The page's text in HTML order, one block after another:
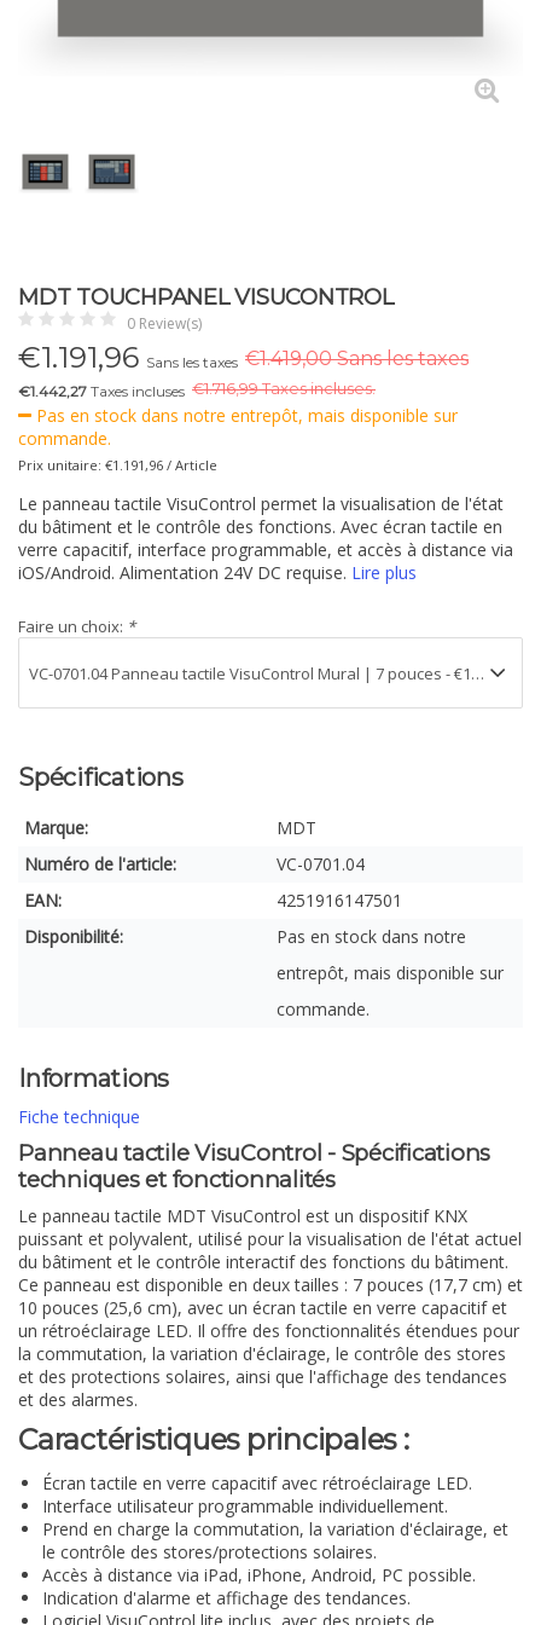
MDT TOUCHPANEL VISUCONTROL
0 Review(s)
€1.191,96 Sans les taxes €1.419,00 Sans les taxes
€1.442,27 Taxes incluses €1.716,99 Taxes incluses.
Pas en stock dans notre entrepôt, mais disponible sur
commande.
Prix unitaire: €1.191,96 / Article
Le panneau tactile VisuControl permet la visualisation de l'état
du bâtiment et le contrôle des fonctions. Avec écran tactile en
verre capacitif, interface programmable, et accès à distance via
iOS/Android. Alimentation 24V DC requise. Lire plus
Faire un choix: *
Spécifications
Marque:
MDT
Numéro de l'article:
VC-0701.04
EAN:
4251916147501
Disponibilité:
Pas en stock dans notre
entrepôt, mais disponible sur
commande.
Informations
Fiche technique
Panneau tactile VisuControl - Spécifications
techniques et fonctionnalités
Le panneau tactile MDT VisuControl est un dispositif KNX
puissant et polyvalent, utilisé pour la visualisation de l'état actuel
du bâtiment et le contrôle interactif des fonctions du bâtiment.
Ce panneau est disponible en deux tailles : 7 pouces (17,7 cm) et
10 pouces (25,6 cm), avec un écran tactile en verre capacitif et
un rétroéclairage LED. Il offre des fonctionnalités étendues pour
la commutation, la variation d'éclairage, le contrôle des stores
et des protections solaires, ainsi que l'affichage des tendances
et des alarmes.
Caractéristiques principales :
Écran tactile en verre capacitif avec rétroéclairage LED.
Interface utilisateur programmable individuellement.
Prend en charge la commutation, la variation d'éclairage, et
le contrôle des stores/protections solaires.
Accès à distance via iPad, iPhone, Android, PC possible.
Indication d'alarme et affichage des tendances.